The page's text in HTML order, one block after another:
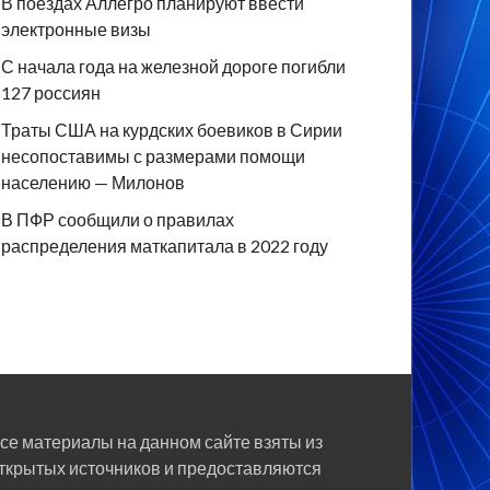
электронные визы
С начала года на железной дороге погибли
127 россиян
Траты США на курдских боевиков в Сирии
несопоставимы с размерами помощи
населению — Милонов
В ПФР сообщили о правилах
распределения маткапитала в 2022 году
материалы на данном сайте взяты из
источников и предоставляются